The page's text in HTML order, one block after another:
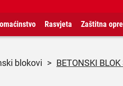
Rasvjeta Zaštitna
blokovi > BETONSKI